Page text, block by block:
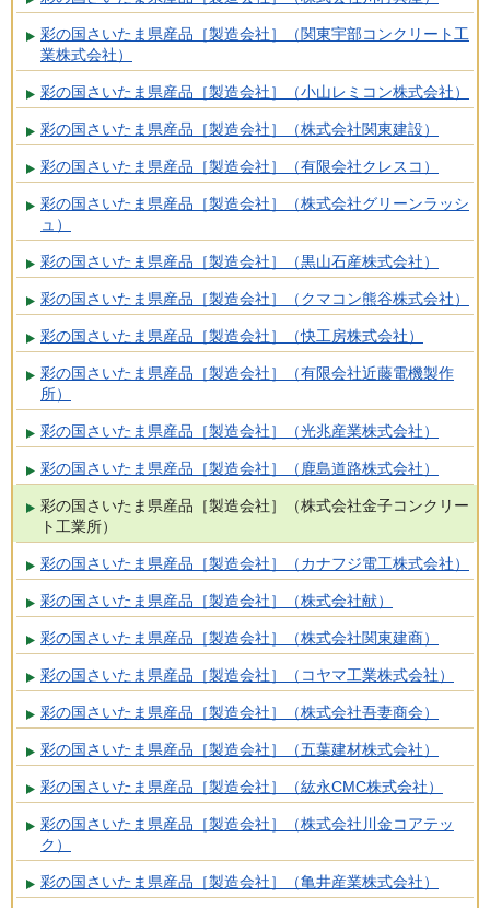
彩の国さいたま県産品［製造会社］（関東宇部コンクリート工
業株式会社）
彩の国さいたま県産品［製造会社］（小山レミコン株式会社）
彩の国さいたま県産品［製造会社］（株式会社関東建設）
彩の国さいたま県産品［製造会社］（有限会社クレスコ）
彩の国さいたま県産品［製造会社］（株式会社グリーンラッシ
ュ）
彩の国さいたま県産品［製造会社］（黒山石産株式会社）
彩の国さいたま県産品［製造会社］（クマコン熊谷株式会社）
彩の国さいたま県産品［製造会社］（快工房株式会社）
彩の国さいたま県産品［製造会社］（有限会社近藤電機製作
所）
彩の国さいたま県産品［製造会社］（光兆産業株式会社）
彩の国さいたま県産品［製造会社］（鹿島道路株式会社）
彩の国さいたま県産品［製造会社］（株式会社金子コンクリー
ト工業所）
彩の国さいたま県産品［製造会社］（カナフジ電工株式会社）
彩の国さいたま県産品［製造会社］（株式会社献）
彩の国さいたま県産品［製造会社］（株式会社関東建商）
彩の国さいたま県産品［製造会社］（コヤマ工業株式会社）
彩の国さいたま県産品［製造会社］（株式会社吾妻商会）
彩の国さいたま県産品［製造会社］（五葉建材株式会社）
彩の国さいたま県産品［製造会社］（紘永CMC株式会社）
彩の国さいたま県産品［製造会社］（株式会社川金コアテッ
ク）
彩の国さいたま県産品［製造会社］（亀井産業株式会社）